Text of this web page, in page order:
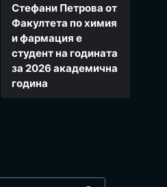
Стефани Петрова от
Факултета по химия
и фармация e
студент на годината
за 2026 академична
година